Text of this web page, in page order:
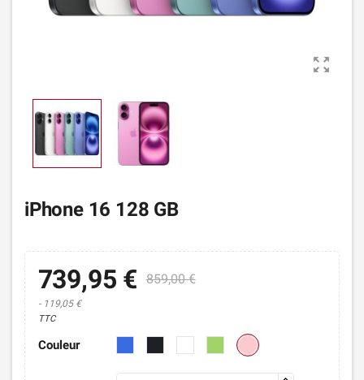

iPhone 16 128 GB
739,95 € 859,00 €
- 119,05 €
TTC
Couleur Rose